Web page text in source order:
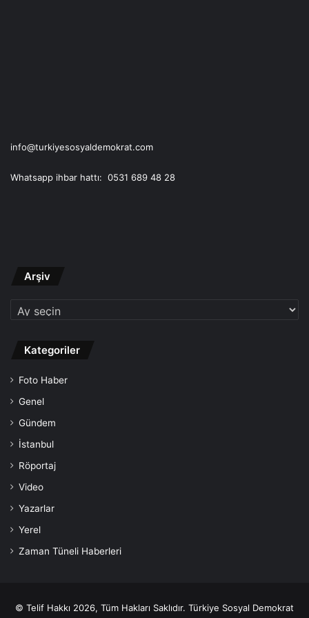
info@turkiyesosyaldemokrat.com
Whatsapp ihbar hattı: 0531 689 48 28
Arşiv
Kategoriler
Foto Haber
Genel
Gündem
İstanbul
Röportaj
Video
Yazarlar
Yerel
Zaman Tüneli Haberleri
© Telif Hakkı 2026, Tüm Hakları Saklıdır. Türkiye Sosyal Demokrat